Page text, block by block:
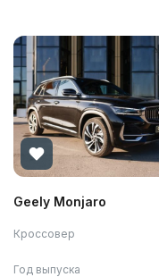
Geely Monjaro
Кроссовер
Год выпуска